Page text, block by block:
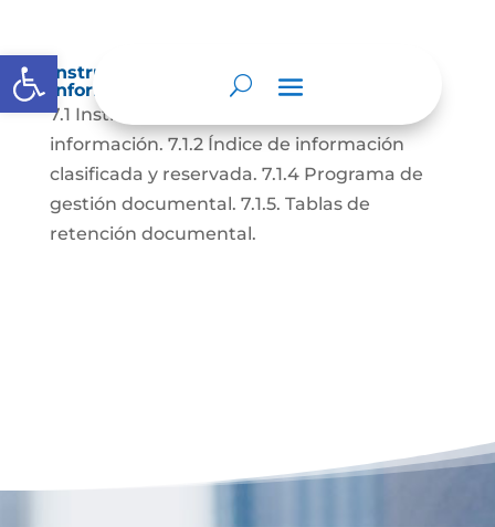
Abrir barra de herramientas
Instrumentos de gestión de la
información.
7.1 Instrumentos de gestión de la
información. 7.1.2 Índice de información
clasificada y reservada. 7.1.4 Programa de
gestión documental. 7.1.5. Tablas de
retención documental.